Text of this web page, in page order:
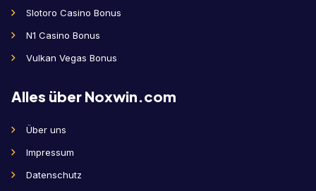
Slotoro Casino Bonus
N1 Casino Bonus
Vulkan Vegas Bonus
Alles über Noxwin.com
Über uns
Impressum
Datenschutz